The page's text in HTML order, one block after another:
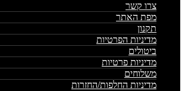
צרו קשר
מפת האתר
תקנון
מדיניות הפרטיות
ביטולים
מדיניות פרטיות
משלוחים
מדיניות החלפות/החזרות